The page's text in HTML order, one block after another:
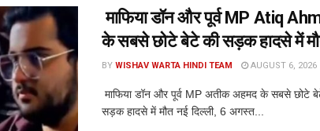
माफिया डॉन और पूर्व MP Atiq
के सबसे छोटे बेटे की सड़क हादसे में
BY WISHAV WARTA HINDI TEAM AUGUST 6, 2026
माफिया डॉन और पूर्व MP अतीक अहमद के सबसे छोटे
सड़क हादसे में मौत नई दिल्ली, 6 अगस्त...